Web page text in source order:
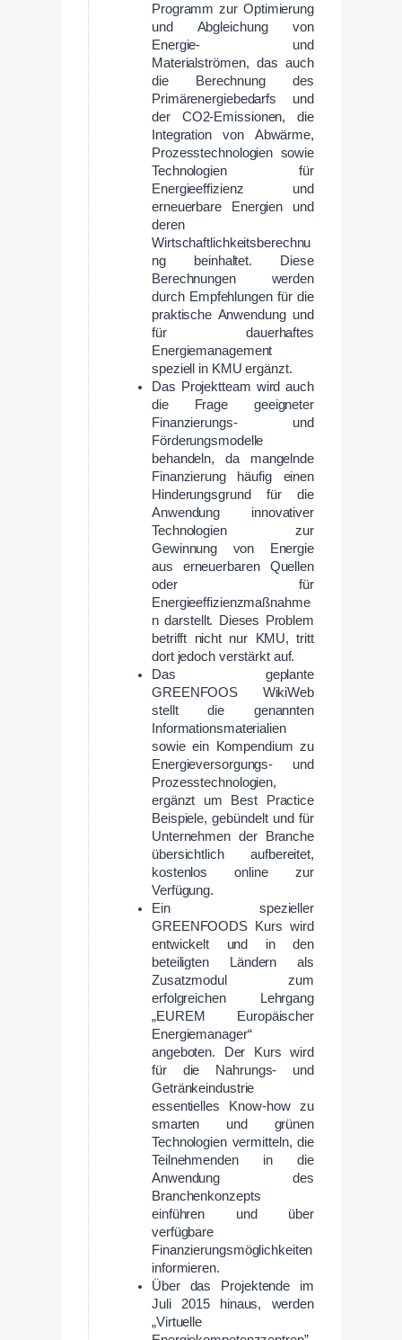
Programm zur Optimierung
und Abgleichung von
Energie- und
Materialströmen, das auch
die Berechnung des
Primärenergiebedarfs und
der CO2-Emissionen, die
Integration von Abwärme,
Prozesstechnologien sowie
Technologien für
Energieeffizienz und
erneuerbare Energien und
deren
Wirtschaftlichkeitsberechnu
ng beinhaltet. Diese
Berechnungen werden
durch Empfehlungen für die
praktische Anwendung und
für dauerhaftes
Energiemanagement
speziell in KMU ergänzt.
Das Projektteam wird auch
die Frage geeigneter
Finanzierungs- und
Förderungsmodelle
behandeln, da mangelnde
Finanzierung häufig einen
Hinderungsgrund für die
Anwendung innovativer
Technologien zur
Gewinnung von Energie
aus erneuerbaren Quellen
oder für
Energieeffizienzmaßnahme
n darstellt. Dieses Problem
betrifft nicht nur KMU, tritt
dort jedoch verstärkt auf.
Das geplante
GREENFOOS WikiWeb
stellt die genannten
Informationsmaterialien
sowie ein Kompendium zu
Energieversorgungs- und
Prozesstechnologien,
ergänzt um Best Practice
Beispiele, gebündelt und für
Unternehmen der Branche
übersichtlich aufbereitet,
kostenlos online zur
Verfügung.
Ein spezieller
GREENFOODS Kurs wird
entwickelt und in den
beteiligten Ländern als
Zusatzmodul zum
erfolgreichen Lehrgang
„EUREM Europäischer
Energiemanager“
angeboten. Der Kurs wird
für die Nahrungs- und
Getränkeindustrie
essentielles Know-how zu
smarten und grünen
Technologien vermitteln, die
Teilnehmenden in die
Anwendung des
Branchenkonzepts
einführen und über
verfügbare
Finanzierungsmöglichkeiten
informieren.
Über das Projektende im
Juli 2015 hinaus, werden
„Virtuelle